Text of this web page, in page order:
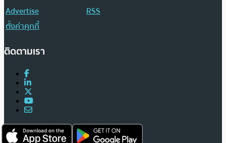
Advertise
RSS
ตั้งค่าคุกกี้
ติดตามเรา